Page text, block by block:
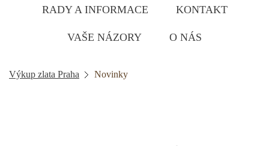
RADY A INFORMACE KONTAKT
VAŠE NÁZORY O NÁS
Výkup zlata Praha Novinky